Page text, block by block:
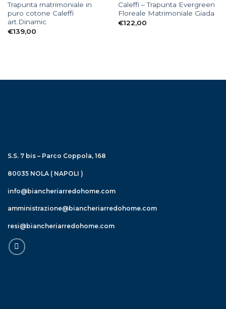
Trapunta matrimoniale in
puro cotone Caleffi
art.Dinamic
€139,00
Caleffi – Trapunta Evergreen
Floreale Matrimoniale Giada
€122,00
S.S. 7 bis – Parco Coppola, 168
80035 NOLA ( NAPOLI )
info@biancheriarredohome.com
amministrazione@biancheriarredohome.com
resi@biancheriarredohome.com